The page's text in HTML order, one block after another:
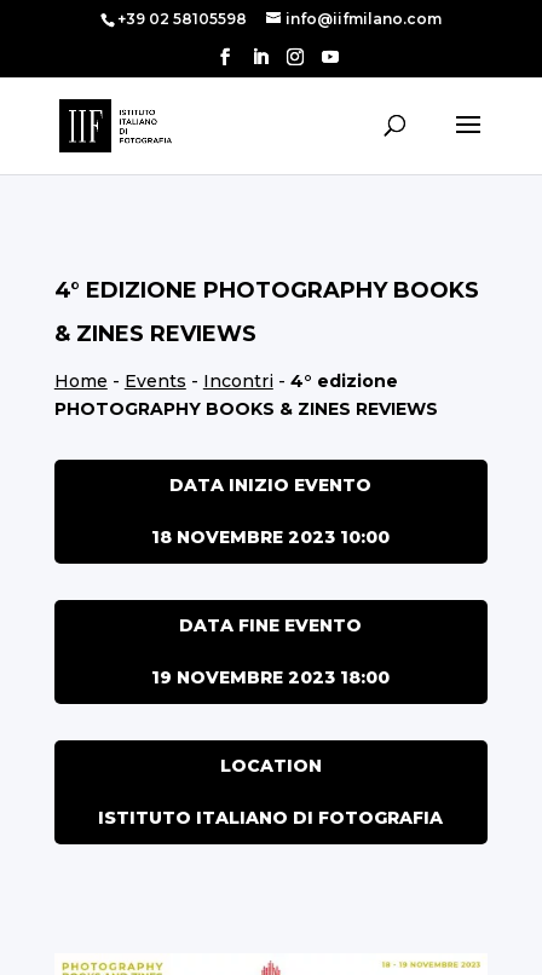
+39 02 58105598 info@iifmilano.com
4° EDIZIONE PHOTOGRAPHY BOOKS
& ZINES REVIEWS
Home - Events - Incontri- 4° edizione
PHOTOGRAPHY BOOKS & ZINES REVIEWS
DATA INIZIO EVENTO
18 NOVEMBRE 2023 10:00
DATA FINE EVENTO
19 NOVEMBRE 2023 18:00
LOCATION
ISTITUTO ITALIANO DI FOTOGRAFIA